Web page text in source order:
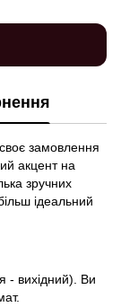
замовлення
акцент на
зручних
ідеальний
- вихідний). Ви